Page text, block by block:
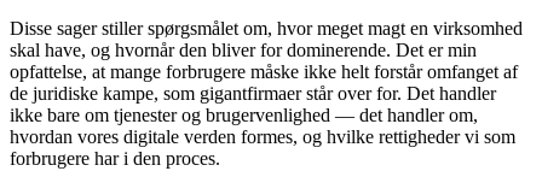
Disse sager stiller spørgsmålet om, hvor meget magt en virksomhed
skal have, og hvornår den bliver for dominerende. Det er min
opfattelse, at mange forbrugere måske ikke helt forstår omfanget af
de juridiske kampe, som gigantfirmaer står over for. Det handler
ikke bare om tjenester og brugervenlighed — det handler om,
hvordan vores digitale verden formes, og hvilke rettigheder vi som
forbrugere har i den proces.